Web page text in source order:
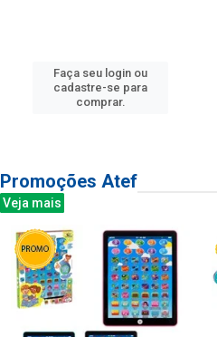
Faça seu login ou
cadastre-se para
comprar.
Promoções Atef
Veja mais